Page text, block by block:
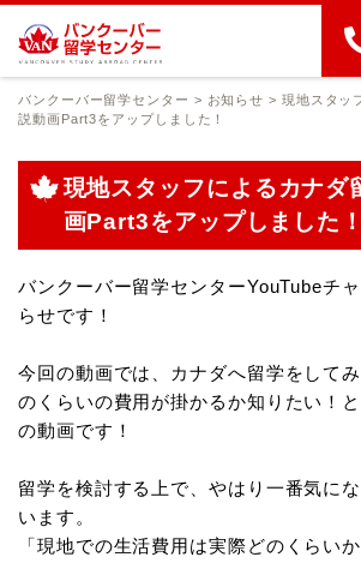
バンクーバー留学センター > お知らせ > 現地スタッ
説動画Part3をアップしました！
現地スタッフによるカナダ
画Part3をアップしました！
バンクーバー留学センターYouTubeチ
らせです！
今回の動画では、カナダへ留学をして
のくらいの費用が掛かるか知りたい！
の動画です！
留学を検討する上で、やはり一番気に
います。
「現地での生活費用は実際どのくらい